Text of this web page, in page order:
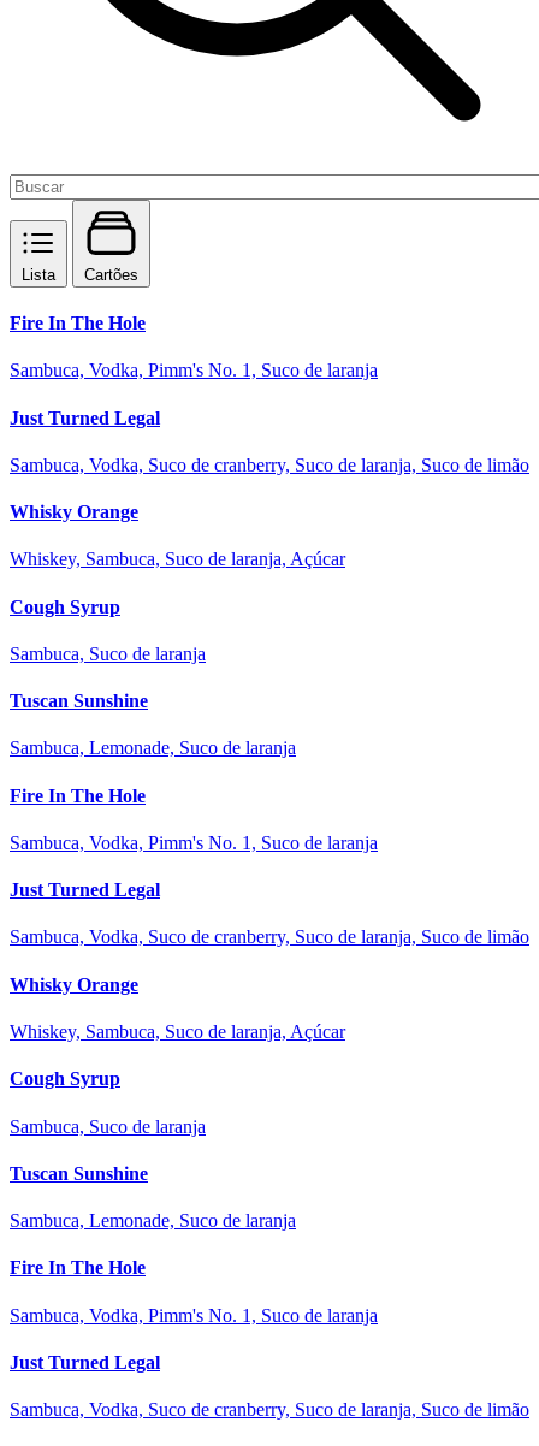
Lista Cartões
Fire In The Hole
Sambuca, Vodka, Pimm's No. 1, Suco de laranja
Just Turned Legal
Sambuca, Vodka, Suco de cranberry, Suco de laranja, Suco de limão
Whisky Orange
Whiskey, Sambuca, Suco de laranja, Açúcar
Cough Syrup
Sambuca, Suco de laranja
Tuscan Sunshine
Sambuca, Lemonade, Suco de laranja
Fire In The Hole
Sambuca, Vodka, Pimm's No. 1, Suco de laranja
Just Turned Legal
Sambuca, Vodka, Suco de cranberry, Suco de laranja, Suco de limão
Whisky Orange
Whiskey, Sambuca, Suco de laranja, Açúcar
Cough Syrup
Sambuca, Suco de laranja
Tuscan Sunshine
Sambuca, Lemonade, Suco de laranja
Fire In The Hole
Sambuca, Vodka, Pimm's No. 1, Suco de laranja
Just Turned Legal
Sambuca, Vodka, Suco de cranberry, Suco de laranja, Suco de limão